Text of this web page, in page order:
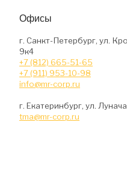
Офисы
г. Санкт-Петербург, ул.
9к4
+7 (812) 665-51-65
+7 (911) 953-10-98
info@mr-corp.ru
г. Екатеринбург, ул.
tma@mr-corp.ru